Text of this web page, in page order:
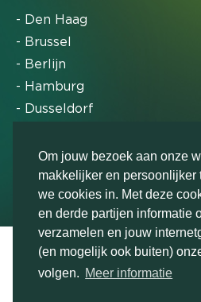
Om jouw bezoek aan onze
makkelijker en persoonlijker
we cookies in. Met deze
en derde partijen informatie
verzamelen en jouw
(en mogelijk ook buiten)
volgen. Meer informatie
- Den Haag
- Brussel
- Berlijn
- Hamburg
- Dusseldorf
Markteffect is door het
uitgeroepen tot FD
2018, 2019, 2020, 2021,